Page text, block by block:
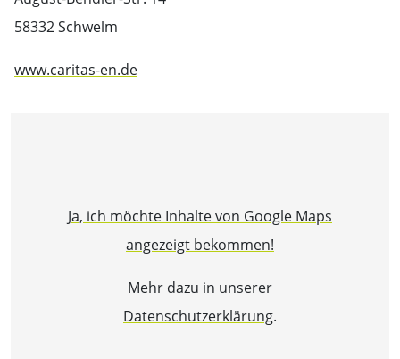
58332 Schwelm
www.caritas-en.de
Ja, ich möchte Inhalte von Google Maps
angezeigt bekommen!
Mehr dazu in unserer
Datenschutzerklärung.